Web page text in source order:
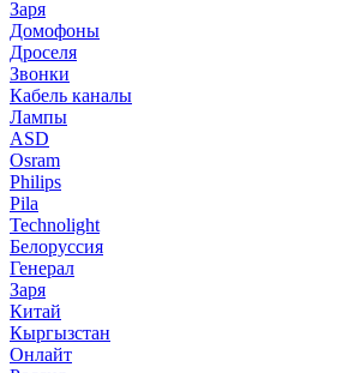
Заря
Домофоны
Дроселя
Звонки
Кабель каналы
Лампы
ASD
Osram
Philips
Pila
Technolight
Белоруссия
Генерал
Заря
Китай
Кыргызстан
Онлайт